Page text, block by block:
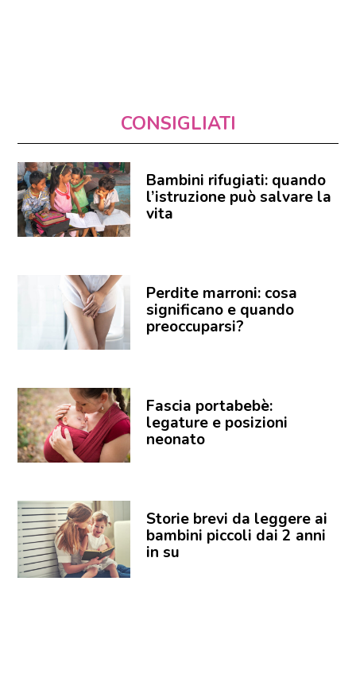
CONSIGLIATI
Bambini rifugiati: quando
l’istruzione può salvare la
vita
Perdite marroni: cosa
significano e quando
preoccuparsi?
Fascia portabebè:
legature e posizioni
neonato
Storie brevi da leggere ai
bambini piccoli dai 2 anni
in su